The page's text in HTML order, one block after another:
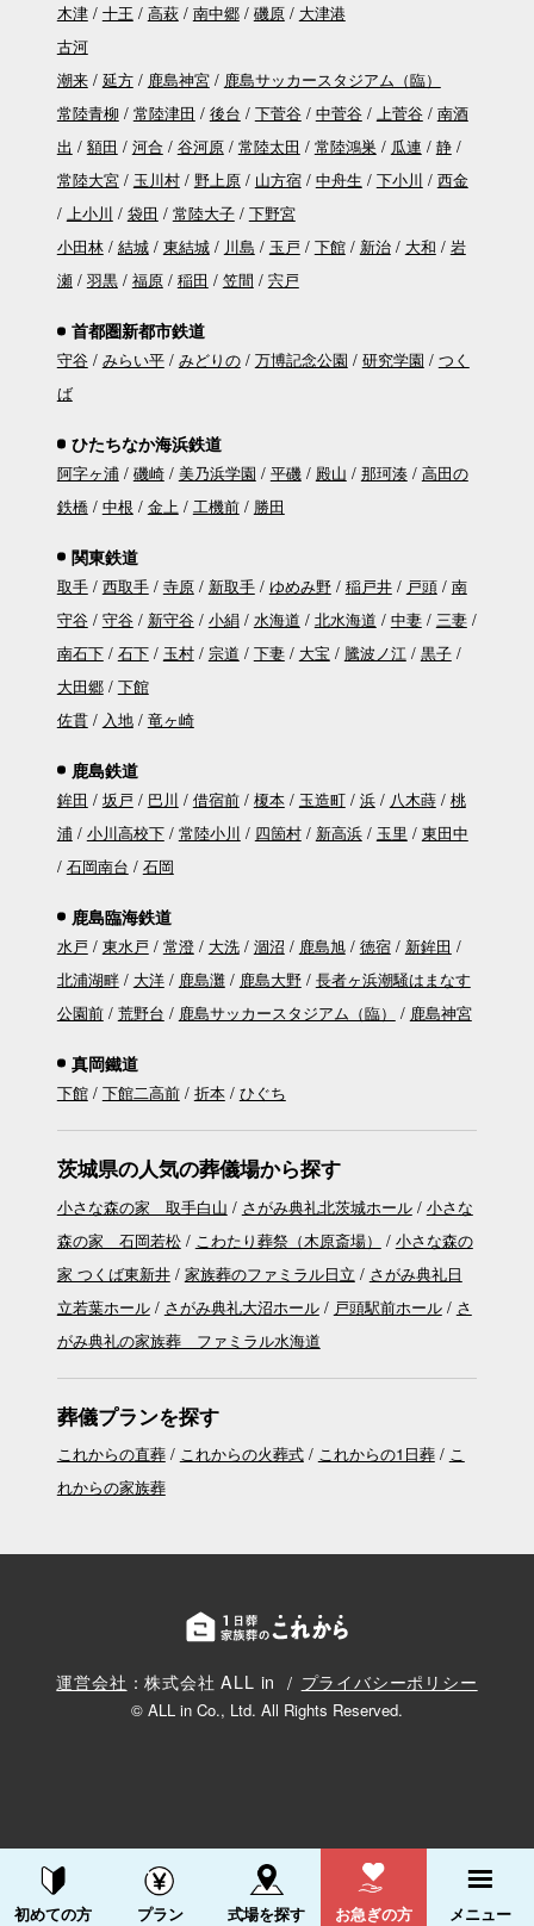
木津
十王 高萩 南中郷 磯原
大津港
古河
潮来
延方 鹿島神宮
鹿島サッカースタジアム（臨）
常陸青柳
常陸津田 後台 下菅谷 中菅谷 上菅谷
南酒
出
額田 河合 谷河原 常陸太田 常陸鴻巣 瓜連
静
常陸大宮
玉川村 野上原 山方宿 中舟生 下小川
西金
上小川
袋田 常陸大子
下野宮
小田林
結城 東結城 川島 玉戸 下館 新治 大和
岩
瀬
羽黒 福原 稲田 笠間 宍戸
首都圏新都市鉄道
守谷 みらい平 みどりの 万博記念公園 研究学園
つく
ば
ひたちなか海浜鉄道
阿字ヶ浦 磯崎 美乃浜学園 平磯 殿山 那珂湊
高田の
鉄橋
中根 金上 工機前 勝田
関東鉄道
取手 西取手 寺原 新取手 ゆめみ野 稲戸井 戸頭
南
守谷
守谷 新守谷 小絹 水海道 北水海道 中妻
三妻
南石下
石下 玉村 宗道 下妻 大宝 騰波ノ江
黒子
大田郷
下館
佐貫
入地 竜ヶ崎
鹿島鉄道
鉾田 坂戸 巴川 借宿前 榎本 玉造町 浜 八木蒔
桃
浦
小川高校下 常陸小川 四箇村 新高浜 玉里
東田中
石岡南台
石岡
鹿島臨海鉄道
水戸 東水戸 常澄 大洗 涸沼 鹿島旭 徳宿
新鉾田
北浦湖畔
大洋 鹿島灘 鹿島大野
長者ヶ浜潮騒はまなす
公園前
荒野台 鹿島サッカースタジアム（臨） 鹿島神宮
真岡鐵道
下館 下館二高前 折本 ひぐち
茨城県の人気の葬儀場から探す
小さな森の家 取手白山 さがみ典礼北茨城ホール
小さな
森の家 石岡若松
こわたり葬祭（木原斎場）
小さな森の
家 つくば東新井
家族葬のファミラル日立
さがみ典礼日
立若葉ホール
さがみ典礼大沼ホール 戸頭駅前ホール
さ
がみ典礼の家族葬 ファミラル水海道
葬儀プランを探す
これからの直葬 これからの火葬式 これからの1日葬
こ
れからの家族葬
運営会社 ：株式会社 ALL in プライバシーポリシー
© ALL in Co., Ltd. All Rights Reserved.
資料請求する 電話をかける
初めての方 プラン 式場を探す お急ぎの方 メニュー